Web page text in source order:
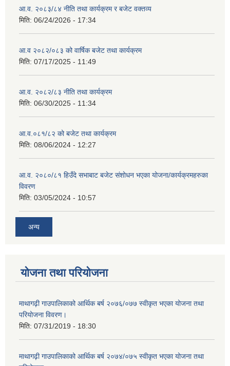
आ.व. २०८३/८४ नीति तथा कार्यक्रम र बजेट वक्तव्य
मिति: 06/24/2026 - 17:34
आ.व २०८२/०८३ को वार्षिक बजेट तथा कार्यक्रम
मिति: 07/17/2025 - 11:49
आ.व. २०८२/८३ नीति तथा कार्यक्रम
मिति: 06/30/2025 - 11:34
आ.व.०८१/८२ को बजेट तथा कार्यक्रम
मिति: 08/06/2024 - 12:27
आ.व. २०८०/८१ हिउँदे सभाबाट बजेट संशोधन भएका योजना/कार्यक्रमहरुका
विवरण
मिति: 03/05/2024 - 10:57
अन्य
योजना तथा परियोजना
माथागढ़ी गाउपालिकाको आर्थिक बर्ष २०७६/०७७ स्वीकृत भएका योजना तथा
परियोजना विवरण।
मिति: 07/31/2019 - 18:30
माथागढ़ी गाउपालिकाको आर्थिक बर्ष २०७४/०७५ स्वीकृत भएका योजना तथा